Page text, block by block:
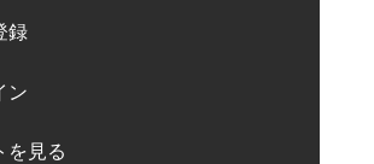
録
ン
を見る